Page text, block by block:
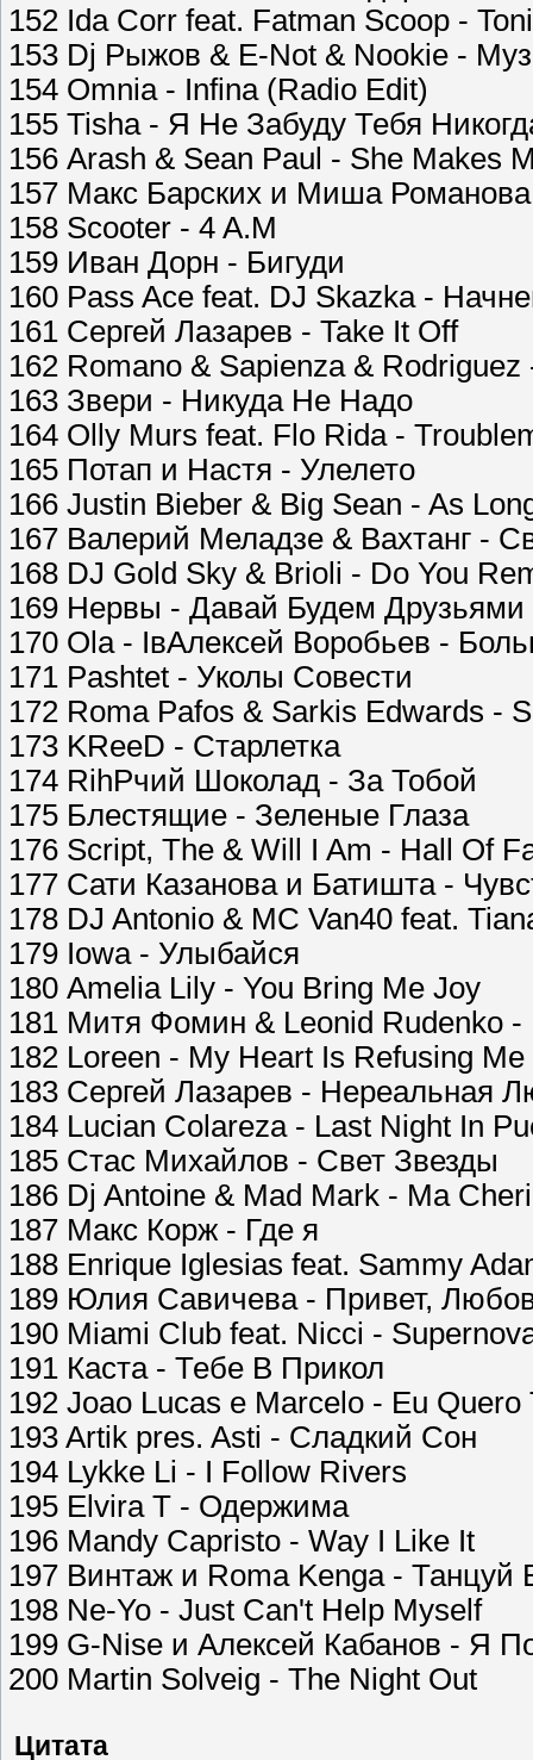
152 Ida Corr feat. Fatman Scoop -
153 Dj Рыжов & E-Not & Nookie -
154 Omnia - Infina (Radio Edit)
155 Tisha - Я Не Забуду Тебя
156 Arash & Sean Paul - She Makes
157 Макс Барских и Миша
158 Scooter - 4 A.M
159 Иван Дорн - Бигуди
160 Рass Ace feat. DJ Skazka -
161 Сергей Лазарев - Take It Off
162 Romano & Sapienza & Rodriguez
163 Звери - Никуда Не Надо
164 Olly Murs feat. Flo Rida -
165 Потап и Настя - Улелето
166 Justin Bieber & Big Sean - As
167 Валерий Меладзе & Вахтанг -
168 DJ Gold Sky & Brioli - Do You
169 Нервы - Давай Будем Друзьями
170 Ola - IвАлексей Воробьев -
171 Pashtet - Уколы Совести
172 Roma Pafos & Sarkis Edwards -
173 KReeD - Старлетка
174 RihРчий Шоколад - За Тобой
175 Блестящие - Зеленые Глаза
176 Script, The & Will I Am - Hall Of
177 Сати Казанова и Батишта -
178 DJ Antonio & MC Van40 feat.
179 Iowa - Улыбайся
180 Amelia Lily - You Bring Me Joy
181 Митя Фомин & Leonid Rudenko -
182 Loreen - My Heart Is Refusing Me
183 Сергей Лазарев - Нереальная
184 Lucian Colareza - Last Night In
185 Стас Михайлов - Свет Звезды
186 Dj Antoine & Mad Mark - Ma
187 Макс Корж - Где я
188 Enrique Iglesias feat. Sammy
189 Юлия Савичева - Привет,
190 Miami Club feat. Nicci -
191 Каста - Тебе В Прикол
192 Joao Lucas e Marcelo - Eu Quero
193 Artik pres. Asti - Сладкий Сон
194 Lykke Li - I Follow Rivers
195 Elvira T - Одержима
196 Mandy Capristo - Way I Like It
197 Винтаж и Roma Kenga - Танцуй
198 Ne-Yo - Just Can't Help Myself
199 G-Nise и Алексей Кабанов - Я
200 Martin Solveig - The Night Out
Цитата